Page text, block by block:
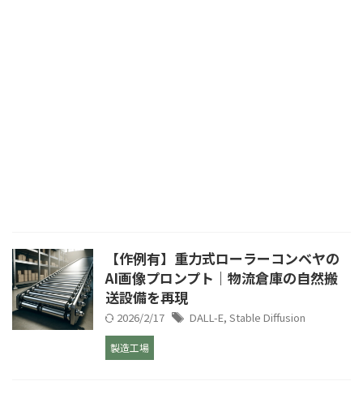
【作例有】重力式ローラーコンベヤの
AI画像プロンプト｜物流倉庫の自然搬
送設備を再現
2026/2/17 DALL-E, Stable Diffusion
製造工場